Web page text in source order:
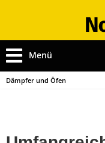
Menü
Dämpfer und Öfen